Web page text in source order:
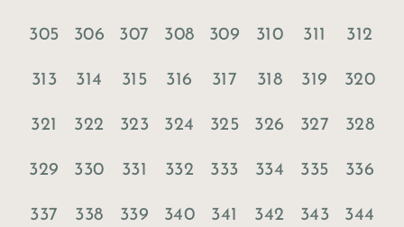
305 306 307 308 309 310 311 312
313 314 315 316 317 318 319 320
321 322 323 324 325 326 327 328
329 330 331 332 333 334 335 336
337 338 339 340 341 342 343 344